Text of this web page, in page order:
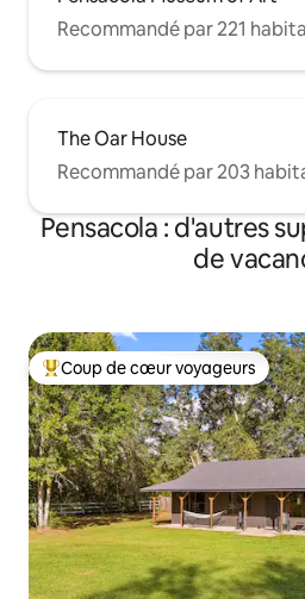
Recommandé par 221
The Oar House
Recommandé par 203
Pensacola : d'autres
de
Coups de cœur voyageurs les
Coup de cœur voyageurs